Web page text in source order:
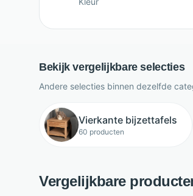
Bekijk vergelijkbare selecties
Andere selecties binnen dezelfde
Vierkante bijzettafels
60 producten
Vergelijkbare